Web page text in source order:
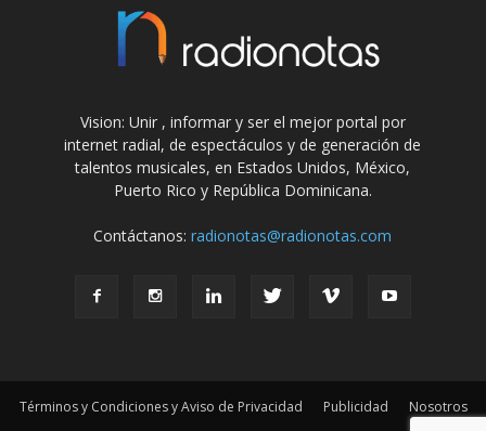
Vision: Unir , informar y ser el mejor portal por
internet radial, de espectáculos y de generación de
talentos musicales, en Estados Unidos, México,
Puerto Rico y República Dominicana.
Contáctanos:radionotas@radionotas.com
Términos y Condiciones y Aviso de Privacidad Publicidad Nosotros